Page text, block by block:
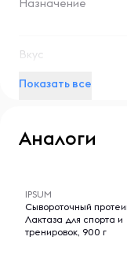
коктейли, смузи
Условия
упаковки плотно
Назначение
Вкус
Показать все
Аналоги
IPSUM
Сывороточный
Лактаза для спорта и
тренировок, 900 г